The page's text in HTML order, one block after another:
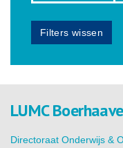
Filters wissen
LUMC
Directoraat Onderwijs &